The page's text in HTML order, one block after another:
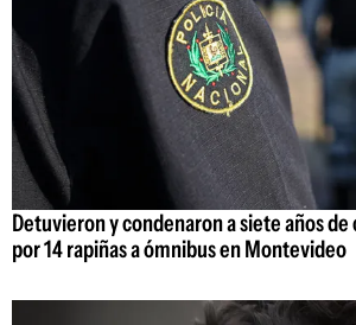
Detuvieron y condenaron a siete años
por 14 rapiñas a ómnibus en Montevideo